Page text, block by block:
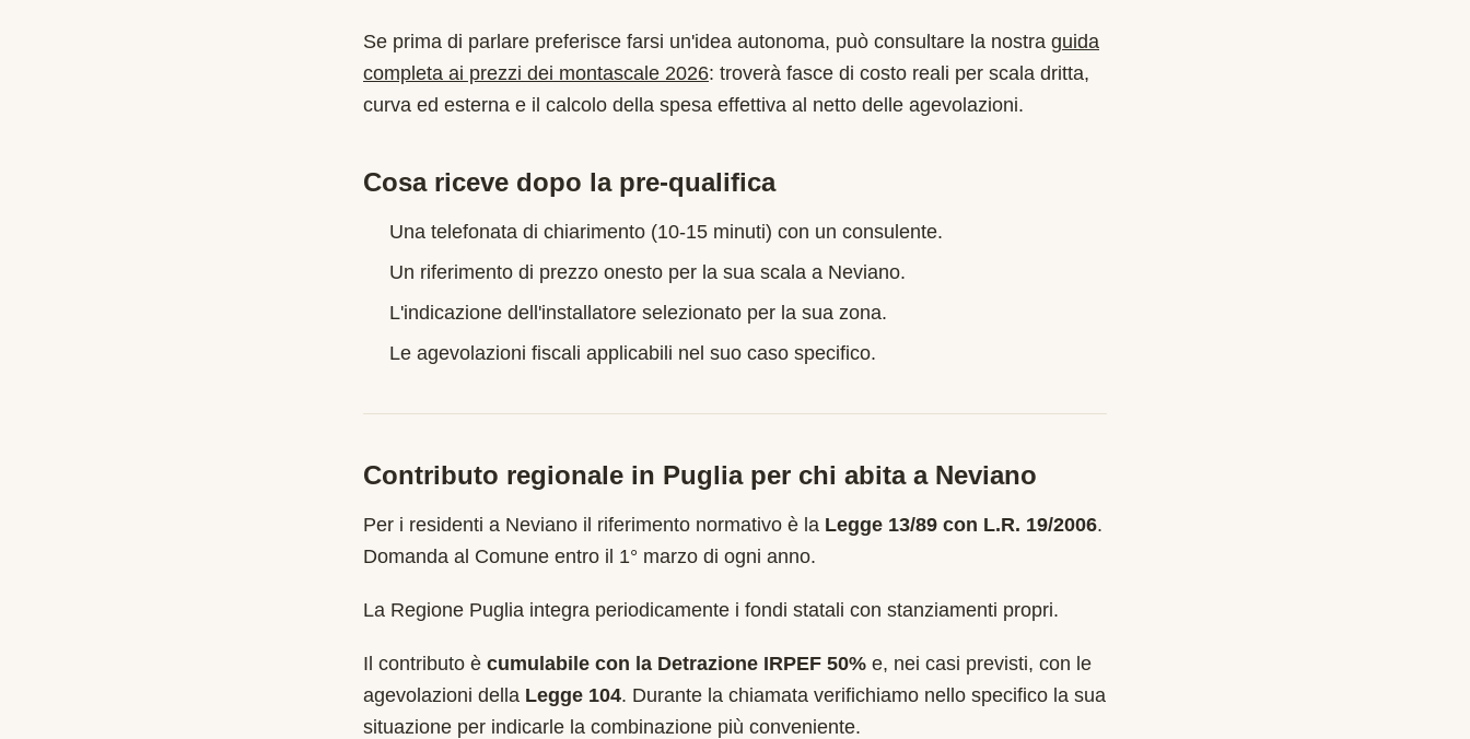
Se prima di parlare preferisce farsi un'idea autonoma, può consultare la nostra guida
completa ai prezzi dei montascale 2026: troverà fasce di costo reali per scala dritta,
curva ed esterna e il calcolo della spesa effettiva al netto delle agevolazioni.
Cosa riceve dopo la pre-qualifica
Una telefonata di chiarimento (10-15 minuti) con un consulente.
Un riferimento di prezzo onesto per la sua scala a Neviano.
L'indicazione dell'installatore selezionato per la sua zona.
Le agevolazioni fiscali applicabili nel suo caso specifico.
Contributo regionale in Pugliaper chi abita a Neviano
Per i residenti a Neviano il riferimento normativo è la Legge 13/89 con L.R. 19/2006.
Domanda al Comune entro il 1° marzo di ogni anno.
La Regione Puglia integra periodicamente i fondi statali con stanziamenti propri.
Il contributo è cumulabile con la Detrazione IRPEF 50% e, nei casi previsti, con le
agevolazioni della Legge 104. Durante la chiamata verifichiamo nello specifico la sua
situazione per indicarle la combinazione più conveniente.